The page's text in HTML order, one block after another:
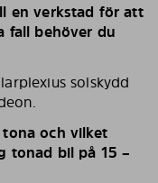
en verkstad för att
fall behöver du
solskydd
och vilket
tonad bil på 15 –